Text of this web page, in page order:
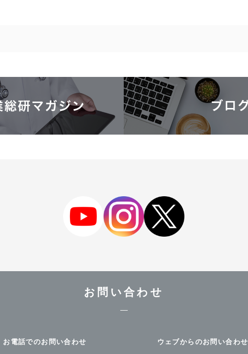
お問い合わせ
お電話でのお問い合わせ ウェブからのお問い合わせ